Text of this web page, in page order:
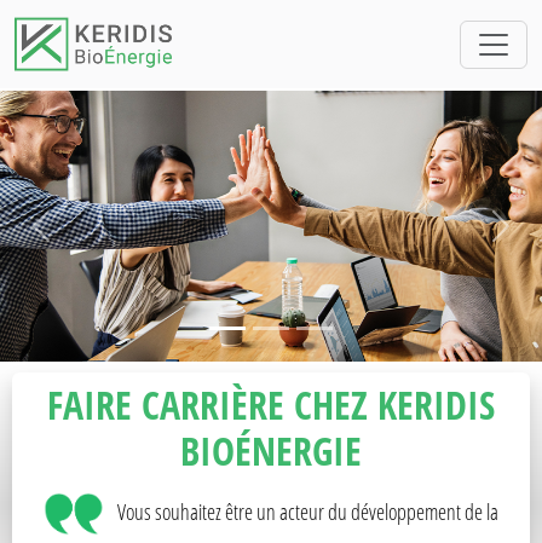
Précédent
FAIRE CARRIÈRE CHEZ KERIDIS
BIOÉNERGIE
Vous souhaitez être un acteur du développement de la